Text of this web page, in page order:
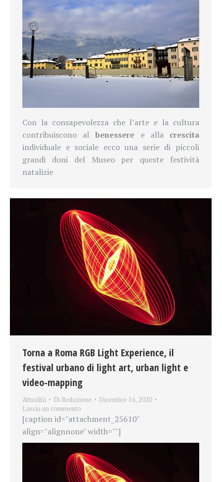
Con la consapevolezza che l’arte e la cultura
contribuiscono albenessere e alla crescita
individuale e sociale ecco una serie di piccoli
grandi doni del Museo per queste festività
natalizie
Torna a Roma RGB Light Experience, il
festival urbano di light art, urban light e
video-mapping
Attualità Di Redazione
Dicembre 16, 2020
Lascia un commento
[caption id="attachment_25610"
align="alignnone" width=""]